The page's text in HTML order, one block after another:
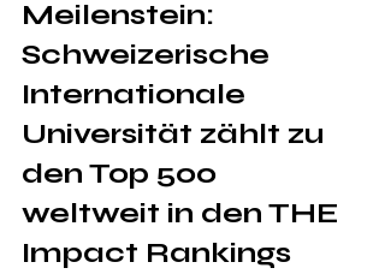
Meilenstein:
Schweizerische
Internationale
Universität zählt zu
den Top 500
weltweit in den THE
Impact Rankings